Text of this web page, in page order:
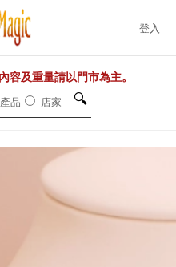
登入
容及重量請以門市為主。
產品 店家 🔍